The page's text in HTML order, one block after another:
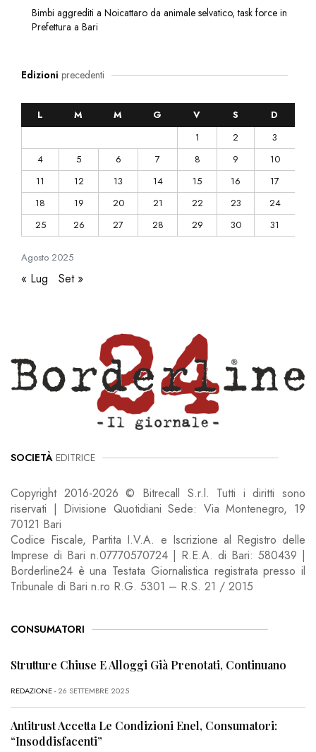
Bimbi aggrediti a Noicattaro da animale selvatico, task force in
Prefettura a Bari
Edizioni precedenti
Agosto 2025
L M M G V S
D
1
2
3
4
5 6 7 8 9
10
11
12 13 14 15 16
17
18
19 20 21 22 23
24
25
26 27 28 29 30 31
« Lug Set »
SOCIETÀ EDITRICE
Copyright 2016-2026 © Bitrecall S.r.l. Tutti i diritti sono
riservati | Divisione Quotidiani Sede: Via Montenegro, 19
70121 Bari
Codice Fiscale, Partita I.V.A. e Iscrizione al Registro delle
Imprese di Bari n.07770570724 | R.E.A. di Bari: 580439 |
Borderline24 è una Testata Giornalistica registrata presso il
Tribunale di Bari n.ro R.G. 5301 – R.S. 21 / 2015
CONSUMATORI
Strutture Chiuse E Alloggi Già Prenotati, Continuano
REDAZIONE- 26 SETTEMBRE 2025
Antitrust Accetta Le Condizioni Enel, Consumatori:
“Insoddisfacenti”